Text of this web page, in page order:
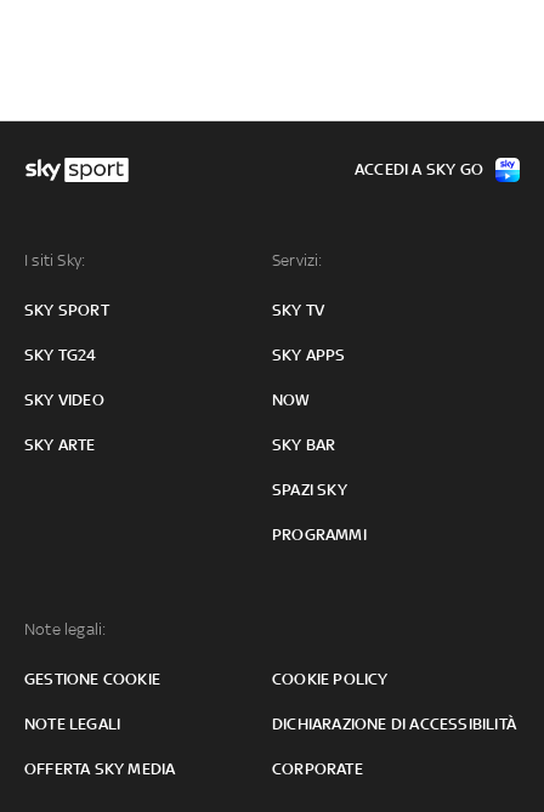
I siti Sky:
SKY SPORT
SKY TG24
SKY VIDEO
SKY ARTE
Servizi:
SKY TV
SKY APPS
NOW
SKY BAR
SPAZI SKY
PROGRAMMI
Note legali:
GESTIONE COOKIE COOKIE POLICY
NOTE LEGALI DICHIARAZIONE DI ACCESSIBILITÀ
OFFERTA SKY MEDIA CORPORATE
ACCEDI A SKY GO